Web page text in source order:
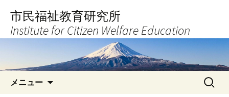
へ
キ
市民福祉教育研究所
Institute for Citizen Welfare Education
メニュー
検
索: